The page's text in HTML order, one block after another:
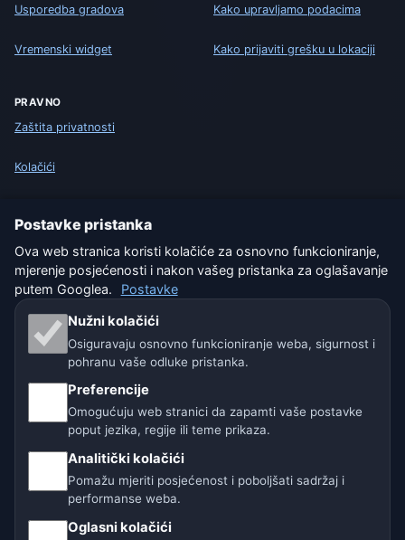
Usporedba gradova
Vremenski widget
Kako upravljamo podacima
Kako prijaviti grešku u lokaciji
PRAVNO
Zaštita privatnosti
Kolačići
Isključenje odgovornosti
Pomažemo životinjama
Sitemap
Naše vremenske stranice:
Postavke pristanka
Ova web stranica koristi kolačiće za osnovno funkcioniranje,
mjerenje posjećenosti i nakon vašeg pristanka za oglašavanje
putem Googlea.
Postavke
Nužni kolačići
Osiguravaju osnovno funkcioniranje weba, sigurnost i
pohranu vaše odluke pristanka.
Preferencije
Omogućuju web stranici da zapamti vaše postavke
poput jezika, regije ili teme prikaza.
Analitički kolačići
Pomažu mjeriti posjećenost i poboljšati sadržaj i
performanse weba.
Oglasni kolačići